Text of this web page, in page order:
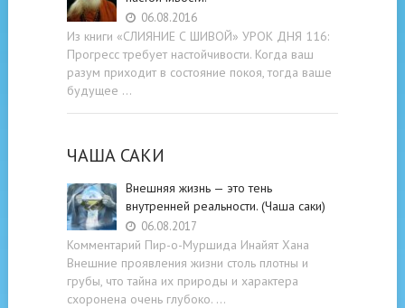
06.08.2016
Из книги «СЛИЯНИЕ С ШИВОЙ» УРОК ДНЯ 116:
Прогресс требует настойчивости. Когда ваш
разум приходит в состояние покоя, тогда ваше
будущее …
ЧАША САКИ
Внешняя жизнь — это тень
внутренней реальности. (Чаша саки)
06.08.2017
Комментарий Пир-о-Муршида Инайят Хана
Внешние проявления жизни столь плотны и
грубы, что тайна их природы и характера
схоронена очень глубоко. …